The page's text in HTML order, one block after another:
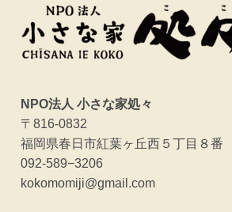
NPO法人 小さな家処々
〒816-0832
福岡県春日市紅葉ヶ丘西５丁目８番
092-589−3206
kokomomiji@gmail.com